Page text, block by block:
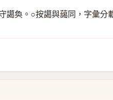
譪奐。○按譪與藹同，字彙分